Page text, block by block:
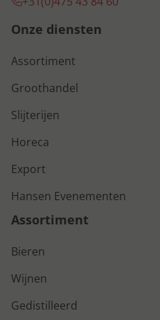
Onze diensten
Assortiment
Groothandel
Slijterijen
Horeca
Export
Hansen Evenementen
Assortiment
Bieren
Wijnen
Gedistilleerd